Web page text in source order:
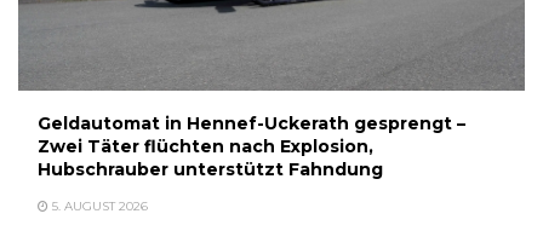
Geldautomat in Hennef-Uckerath gesprengt –
Zwei Täter flüchten nach Explosion,
Hubschrauber unterstützt Fahndung
5. AUGUST 2026